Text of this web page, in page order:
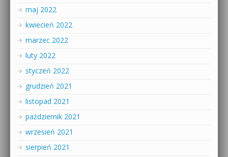
maj 2022
kwiecień 2022
marzec 2022
luty 2022
styczeń 2022
grudzień 2021
listopad 2021
październik 2021
wrzesień 2021
sierpień 2021